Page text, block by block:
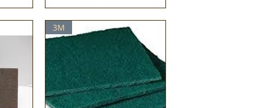
3M